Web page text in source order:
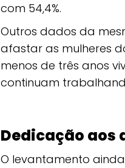
com 54,4%.
Outros dados da
afastar as mulheres
menos de três anos
continuam
Dedicação aos
O levantamento